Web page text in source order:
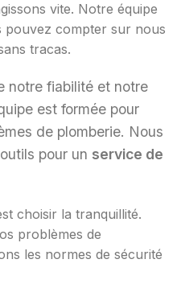
vite. Notre équipe
pouvez compter sur nous
tracas.
notre fiabilité et notre
est formée pour
de plomberie. Nous
pour un service de
choisir la tranquillité.
problèmes de
les normes de sécurité